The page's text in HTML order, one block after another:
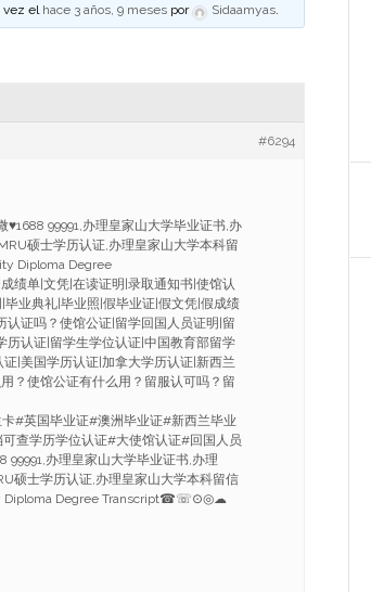
vez el hace 3 años, 9 meses por Sidaamyas.
#6294
99991,办理皇家山大学毕业证书,办
硕士学历认证,办理皇家山大学本科留
Diploma Degree
绩单|文凭|在读证明|录取通知书|使馆认
业典礼|毕业照|假毕业证|假文凭|假成绩
证吗？使馆公证|留学回国人员证明|留
历认证|留学生学位认证|中国教育部留学
|美国学历认证|加拿大学历认证|新西兰
？使馆公证有什么用？留服认可吗？留
#英国毕业证#澳洲毕业证#新西兰毕业
查学历学位认证#大使馆认证#回国人员
99991,办理皇家山大学毕业证书,办理
硕士学历认证,办理皇家山大学本科留信
Diploma Degree Transcript☎☏⊙◎☁